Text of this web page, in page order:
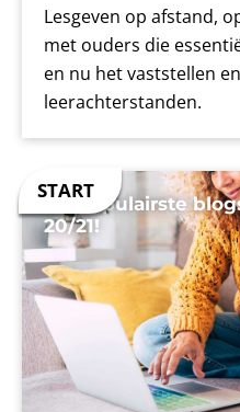
Lesgeven op afstand,
met ouders die
en nu het vaststellen
leerachterstanden.
De populairste
20/21!